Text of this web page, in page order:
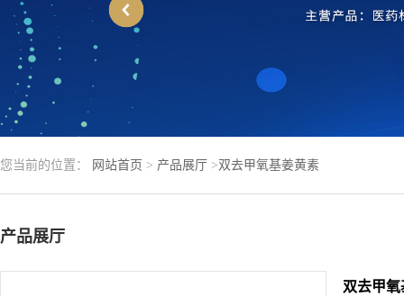
您当前的位置： 网站首页 > 产品展厅 >双去甲氧基姜黄素
产品展厅
双去甲